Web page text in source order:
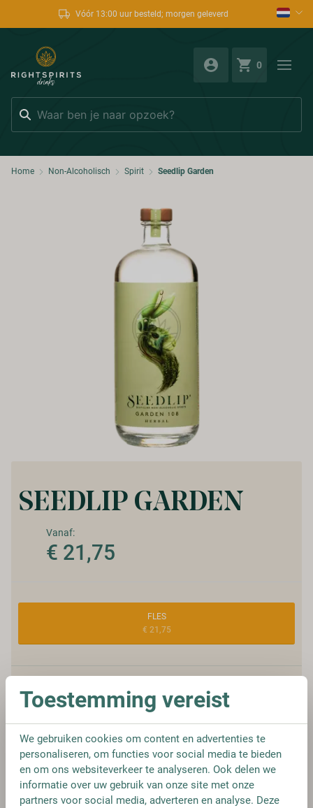
Vóór 13:00 uur besteld; morgen geleverd
0
Home Non-Alcoholisch Spirit Seedlip Garden
SPECIFICATIES
Allergenen -
Merk Seedlip
SEEDLIP GARDEN
Vanaf:
€ 21,75
FLES
€ 21,75
Toestemming vereist
We gebruiken cookies om content en advertenties te
personaliseren, om functies voor social media te bieden
en om ons websiteverkeer te analyseren. Ook delen we
informatie over uw gebruik van onze site met onze
partners voor social media, adverteren en analyse. Deze